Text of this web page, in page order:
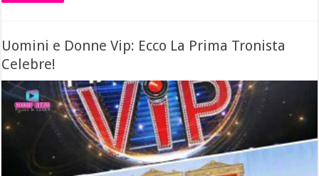
Uomini e Donne Vip: Ecco La Prima Tronista
Celebre!